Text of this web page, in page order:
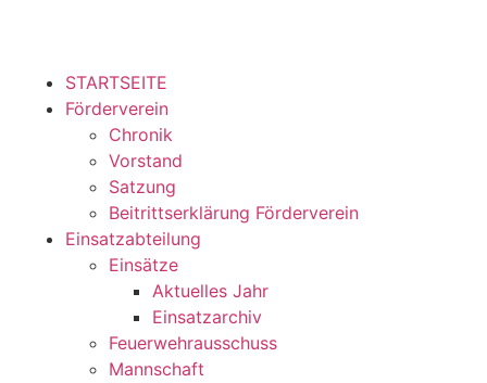
STARTSEITE
Förderverein
Chronik
Vorstand
Satzung
Beitrittserklärung Förderverein
Einsatzabteilung
Einsätze
Aktuelles Jahr
Einsatzarchiv
Feuerwehrausschuss
Mannschaft